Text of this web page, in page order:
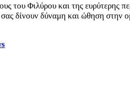
του Φιλύρου και της ευρύτερης
δίνουν δύναμη και ώθηση στην